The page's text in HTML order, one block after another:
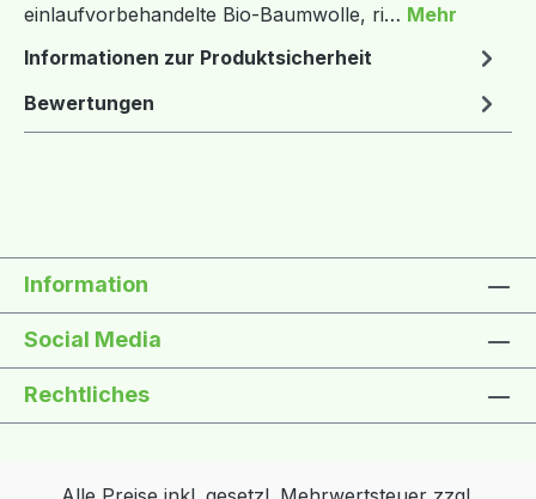
einlaufvorbehandelte Bio-Baumwolle, ri… Mehr
Informationen zur Produktsicherheit
Bewertungen
Information
Social Media
Rechtliches